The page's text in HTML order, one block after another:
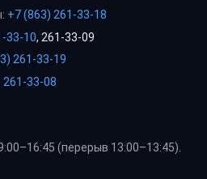
+7 (863) 261-33-18
33-10, 261-33-09
261-33-19
261-33-08
(перерыв 13:00–13:45).